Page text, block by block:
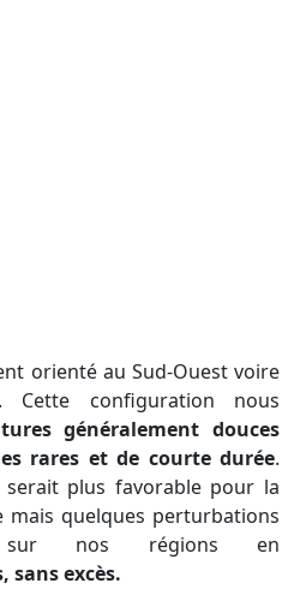
Cette configuration nous
généralement douces
rares et de courte durée.
serait plus favorable pour la
mais quelques perturbations
sur nos régions en
sans excès.